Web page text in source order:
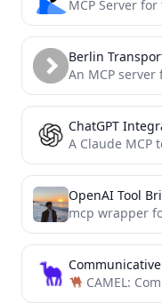
Berlin
ChatGPT
OpenAI Tool
mcp wrapper
CAMEL: Communicative